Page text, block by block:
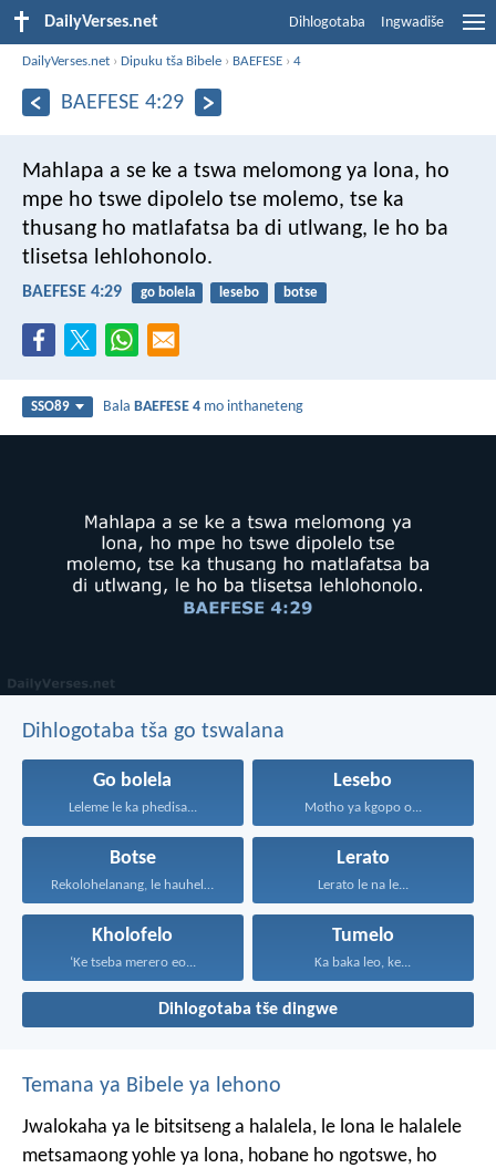
DailyVerses.net Dihlogotaba Ingwadiše
DailyVerses.net ›Dipuku tša Bibele › BAEFESE ›4
BAEFESE 4:29
Mahlapa a se ke a tswa melomong ya lona, ho
mpe ho tswe dipolelo tse molemo, tse ka
thusang ho matlafatsa ba di utlwang, le ho ba
tlisetsa lehlohonolo.
BAEFESE 4:29 go bolela lesebo botse
SSO89 BalaBAEFESE 4 mo inthaneteng
Dihlogotaba tša go tswalana
Go bolela
Leleme le ka phedisa...
Lesebo
Motho ya kgopo o...
Botse
Rekolohelanang, le hauhelane, le...
Lerato
Lerato le na le...
Kholofelo
‘Ke tseba merero eo...
Tumelo
Ka baka leo, ke...
Dihlogotaba tše dingwe
Temana ya Bibele ya lehono
Jwalokaha ya le bitsitseng a halalela, le lona le halalele
metsamaong yohle ya lona, hobane ho ngotswe, ho